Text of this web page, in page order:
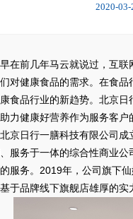
2020-
早在前几年马云就说过，互
对健康食品的需求。在食
食品行业的新趋势。北京
力健康好营养作为服务客户
北京日行一膳科技有限公司成
服务于一体的综合性商业
服务。2019年，公司旗下
于品牌线下旗舰店雄厚的实